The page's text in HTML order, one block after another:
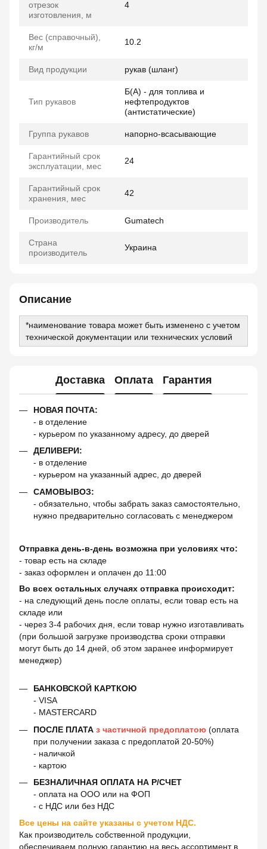
отрезок
изготовления, м
4
Вес (справочный),
кг/м
10.2
Вид продукции рукав (шланг)
Тип рукавов
Б(А) - для топлива и
нефтепродуктов
(антистатические)
Группа рукавов напорно-всасывающие
Гарантийный срок
эксплуатации, мес
24
Гарантийный срок
хранения, мес
42
Производитель Gumatech
Страна
производитель
Украина
Описание
*наименование товара может быть изменено с учетом
технической документации или технических условий
Доставка Оплата Гарантия
НОВАЯ ПОЧТА:
- в отделение
- курьером по указанному адресу, до дверей
ДЕЛИВЕРИ:
- в отделение
- курьером на указанный адрес, до дверей
САМОВЫВОЗ:
- обязательно, чтобы забрать заказ самостоятельно,
нужно предварительно согласовать с менеджером
Отправка день-в-день возможна при условиях что:
- товар есть на складе
- заказ оформлен и оплачен до 11:00
Во всех остальных случаях отправка происходит:
- на следующий день после оплаты, если товар есть на
складе или
- через 3-4 рабочих дня, если товар нужно изготавливать
(при большой загрузке производства сроки отправки
могут быть до 14 дней, об этом заранее информирует
менеджер)
БАНКОВСКОЙ КАРТКОЮ
- VISA
- MASTERCARD
ПОСЛЕ ПЛАТА з частичной предоплатою (оплата
при получении заказа с предоплатой 20-50%)
- наличкой
- картою
БЕЗНАЛИЧНАЯ ОПЛАТА НА Р/СЧЕТ
- оплата на ООО или на ФОП
- с НДС или без НДС
Все цены на сайте указаны с учетом НДС.
Как производитель собственной продукции,
обеспечиваем полную гарантию на весь ассортимент в